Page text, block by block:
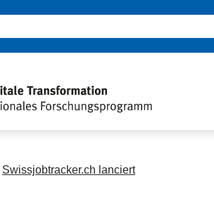
Swissjobtracker.ch lanciert